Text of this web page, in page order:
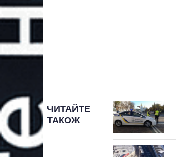
ЧИТАЙТЕ
ТАКОЖ